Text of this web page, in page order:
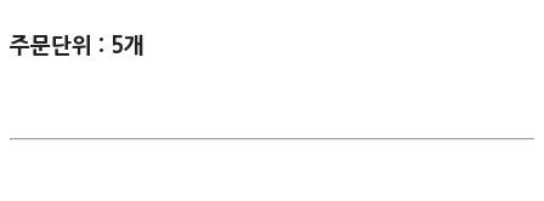
주문단위 : 5개